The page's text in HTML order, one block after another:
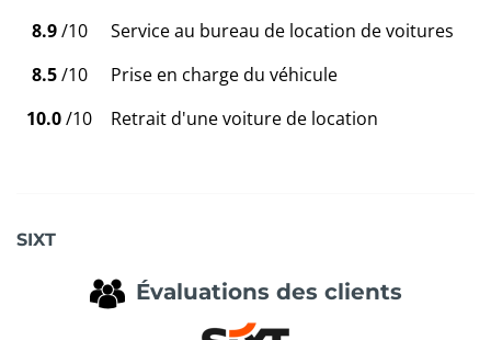
8.9/10
Service au bureau de location de voitures
8.5/10
Prise en charge du véhicule
10.0/10 Retrait d'une voiture de location
SIXT
Évaluations des clients